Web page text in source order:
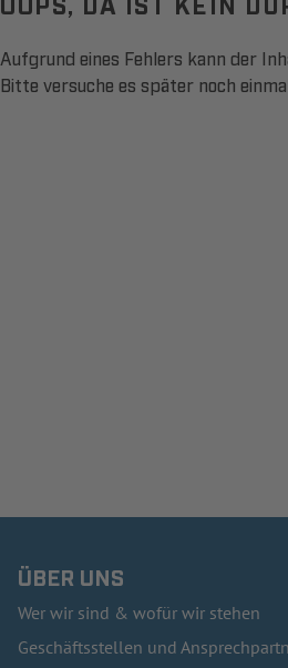
Aufgrund eines Fehlers kann der
Bitte versuche es später noch
ÜBER UNS
Wer wir sind & wofür wir stehen
Geschäftsstellen und